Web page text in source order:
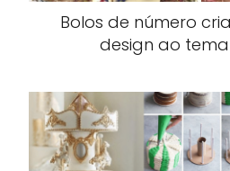
Bolos de número
design ao